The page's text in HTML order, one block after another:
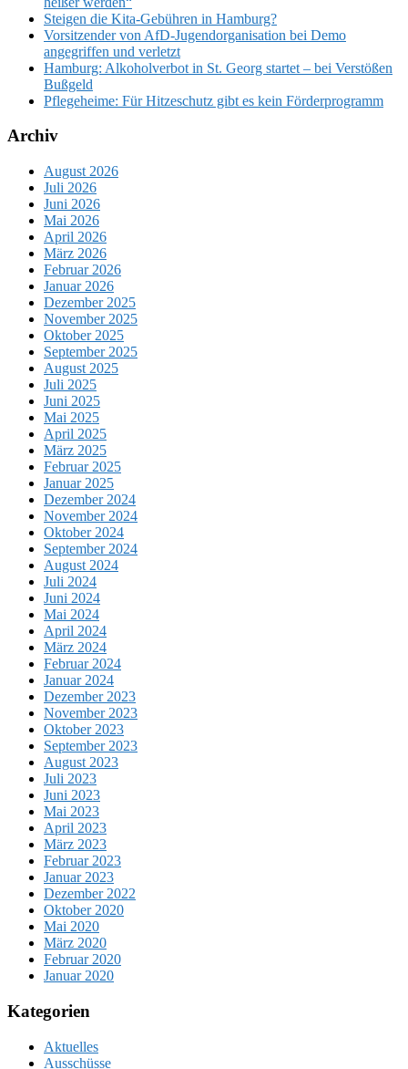
Steigen die Kita-Gebühren in Hamburg?
Vorsitzender von AfD-Jugendorganisation bei Demo
angegriffen und verletzt
Hamburg: Alkoholverbot in St. Georg startet – bei Verstößen
Bußgeld
Pflegeheime: Für Hitzeschutz gibt es kein Förderprogramm
Archiv
August 2026
Juli 2026
Juni 2026
Mai 2026
April 2026
März 2026
Februar 2026
Januar 2026
Dezember 2025
November 2025
Oktober 2025
September 2025
August 2025
Juli 2025
Juni 2025
Mai 2025
April 2025
März 2025
Februar 2025
Januar 2025
Dezember 2024
November 2024
Oktober 2024
September 2024
August 2024
Juli 2024
Juni 2024
Mai 2024
April 2024
März 2024
Februar 2024
Januar 2024
Dezember 2023
November 2023
Oktober 2023
September 2023
August 2023
Juli 2023
Juni 2023
Mai 2023
April 2023
März 2023
Februar 2023
Januar 2023
Dezember 2022
Oktober 2020
Mai 2020
März 2020
Februar 2020
Januar 2020
Kategorien
Aktuelles
Ausschüsse